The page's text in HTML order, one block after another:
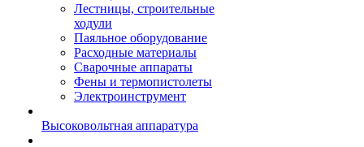
Лестницы, строительные
ходули
Паяльное оборудование
Расходные материалы
Сварочные аппараты
Фены и термопистолеты
Электроинструмент
Высоковольтная аппаратура